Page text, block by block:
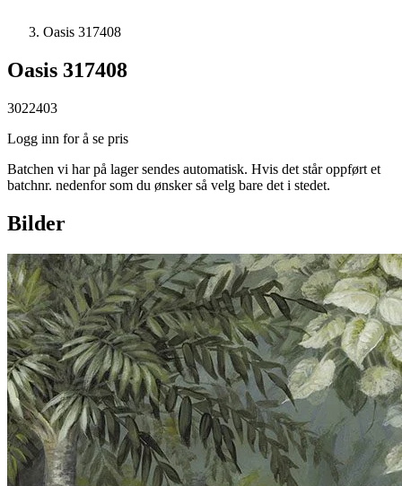
Oasis 317408
Oasis 317408
3022403
Logg inn for å se pris
Batchen vi har på lager sendes automatisk. Hvis det står oppført et
batchnr. nedenfor som du ønsker så velg bare det i stedet.
Bilder